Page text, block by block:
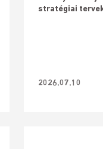
stratégiai
2026.07.10